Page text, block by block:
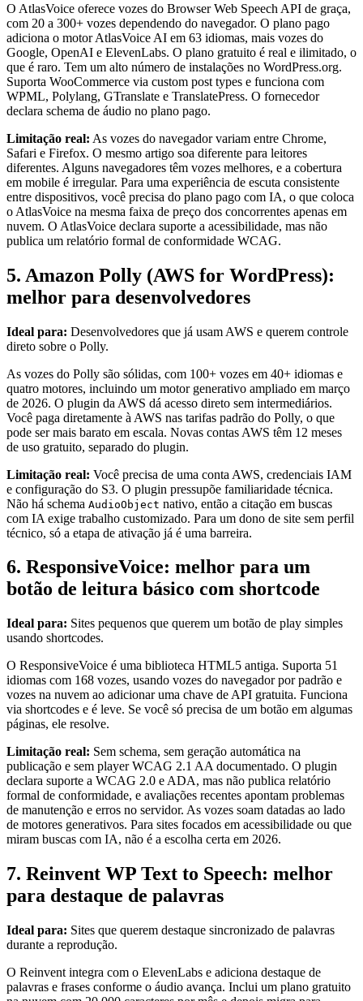
O AtlasVoice oferece vozes do Browser Web Speech API de graça,
com 20 a 300+ vozes dependendo do navegador. O plano pago
adiciona o motor AtlasVoice AI em 63 idiomas, mais vozes do
Google, OpenAI e ElevenLabs. O plano gratuito é real e ilimitado, o
que é raro. Tem um alto número de instalações no WordPress.org.
Suporta WooCommerce via custom post types e funciona com
WPML, Polylang, GTranslate e TranslatePress. O fornecedor
declara schema de áudio no plano pago.
Limitação real: As vozes do navegador variam entre Chrome,
Safari e Firefox. O mesmo artigo soa diferente para leitores
diferentes. Alguns navegadores têm vozes melhores, e a cobertura
em mobile é irregular. Para uma experiência de escuta consistente
entre dispositivos, você precisa do plano pago com IA, o que coloca
o AtlasVoice na mesma faixa de preço dos concorrentes apenas em
nuvem. O AtlasVoice declara suporte a acessibilidade, mas não
publica um relatório formal de conformidade WCAG.
5. Amazon Polly (AWS for WordPress):
melhor para desenvolvedores
Ideal para: Desenvolvedores que já usam AWS e querem controle
direto sobre o Polly.
As vozes do Polly são sólidas, com 100+ vozes em 40+ idiomas e
quatro motores, incluindo um motor generativo ampliado em março
de 2026. O plugin da AWS dá acesso direto sem intermediários.
Você paga diretamente à AWS nas tarifas padrão do Polly, o que
pode ser mais barato em escala. Novas contas AWS têm 12 meses
de uso gratuito, separado do plugin.
Limitação real: Você precisa de uma conta AWS, credenciais IAM
e configuração do S3. O plugin pressupõe familiaridade técnica.
Não há schema AudioObject nativo, então a citação em buscas
com IA exige trabalho customizado. Para um dono de site sem perfil
técnico, só a etapa de ativação já é uma barreira.
6. ResponsiveVoice: melhor para um
botão de leitura básico com shortcode
Ideal para: Sites pequenos que querem um botão de play simples
usando shortcodes.
O ResponsiveVoice é uma biblioteca HTML5 antiga. Suporta 51
idiomas com 168 vozes, usando vozes do navegador por padrão e
vozes na nuvem ao adicionar uma chave de API gratuita. Funciona
via shortcodes e é leve. Se você só precisa de um botão em algumas
páginas, ele resolve.
Limitação real: Sem schema, sem geração automática na
publicação e sem player WCAG 2.1 AA documentado. O plugin
declara suporte a WCAG 2.0 e ADA, mas não publica relatório
formal de conformidade, e avaliações recentes apontam problemas
de manutenção e erros no servidor. As vozes soam datadas ao lado
de motores generativos. Para sites focados em acessibilidade ou que
miram buscas com IA, não é a escolha certa em 2026.
7. Reinvent WP Text to Speech: melhor
para destaque de palavras
Ideal para: Sites que querem destaque sincronizado de palavras
durante a reprodução.
O Reinvent integra com o ElevenLabs e adiciona destaque de
palavras e frases conforme o áudio avança. Inclui um plano gratuito